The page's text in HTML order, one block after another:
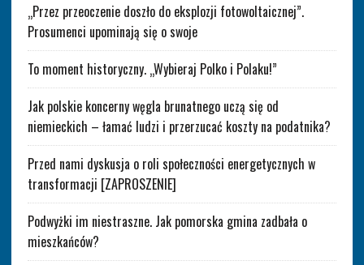
„Przez przeoczenie doszło do eksplozji fotowoltaicznej”.
Prosumenci upominają się o swoje
To moment historyczny. „Wybieraj Polko i Polaku!”
Jak polskie koncerny węgla brunatnego uczą się od
niemieckich – łamać ludzi i przerzucać koszty na podatnika?
Przed nami dyskusja o roli społeczności energetycznych w
transformacji [ZAPROSZENIE]
Podwyżki im niestraszne. Jak pomorska gmina zadbała o
mieszkańców?